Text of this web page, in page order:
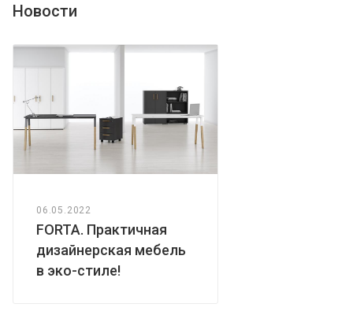
Новости
06.05.2022
FORTA. Практичная
дизайнерская мебель
в эко-стиле!